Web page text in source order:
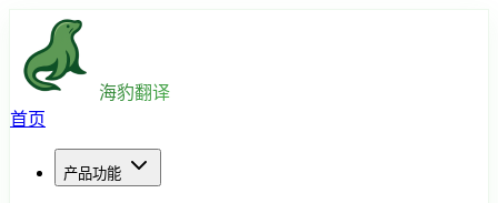
海豹翻译
首页
产品功能